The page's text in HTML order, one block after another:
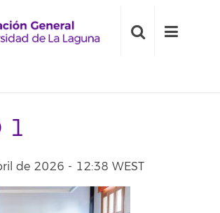
1
de 2026 - 12:38 WEST